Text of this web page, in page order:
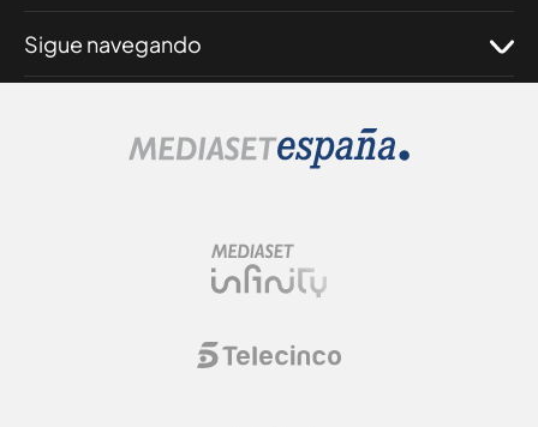
Sigue navegando